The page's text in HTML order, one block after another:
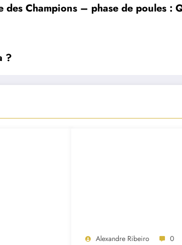
des Champions – phase de poules :
?
Alexandre Ribeiro 0